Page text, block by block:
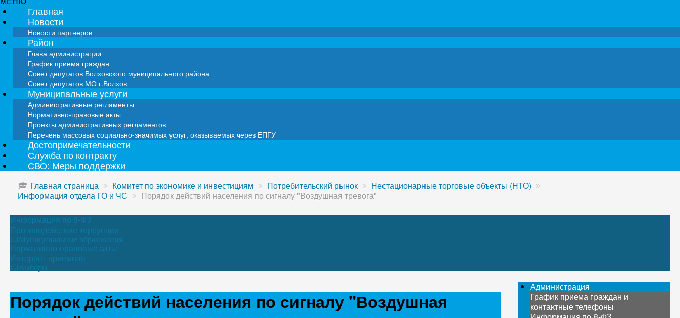
Главная
Новости
Новости партнеров
Район
Глава администрации
График приема граждан
Совет депутатов Волховского муниципального района
Совет депутатов МО г.Волхов
Муниципальные услуги
Административные регламенты
Нормативно-правовые акты
Проекты административных регламентов
Перечень массовых социально-значимых услуг, оказываемых через ЕПГУ
Достопримечательности
Служба по контракту
СВО: Меры поддержки
Главная страница Комитет по экономике и инвестициям Потребительский рынок
Нестационарные торговые объекты (НТО)
Информация отдела ГО и ЧС
Порядок действий населения по сигналу "Воздушная тревога"
Информация по 8-ФЗ
Противодействие коррупции
Муниципальные образования
Нормативно-правовые акты
Интернет-приёмная
Выборы
Порядок действий населения по сигналу "Воздушная
Администрация
График приема граждан и
контактные телефоны